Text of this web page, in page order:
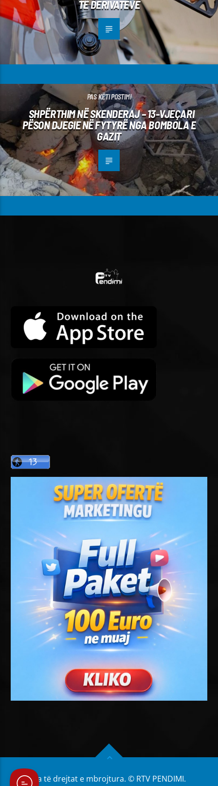
TË DERIVATEVE
PAS KËTI POSTIMI
SHPËRTHIM NË SKENDERAJ – 13-VJEÇARI
PËSON DJEGIE NË FYTYRË NGA BOMBOLA E
GAZIT
Të gjitha të drejtat e mbrojtura. © RTV PENDIMI.